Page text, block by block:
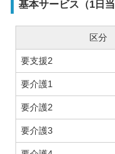
基本サービス（1日当
区分
要支援2
要介護1
要介護2
要介護3